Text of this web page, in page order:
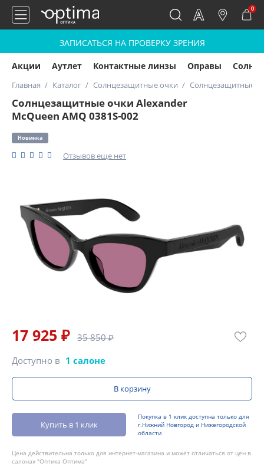
0
ЗАПИСАТЬСЯ НА ПРОВЕРКУ ЗРЕНИЯ
Акции Аутлет Контактные линзы Оправы
Главная Каталог Солнцезащитные очки Солнцезащитные
Солнцезащитные очки Alexander
McQueen AMQ 0381S-002
Новинка
Отзывов еще нет
17 925 ₽ 35 850 ₽
Доступно в 1 салоне
В корзину
Купить в 1 клик
Покупка в 1 клик доступна только для
г.Нижний Новгород и Нижегородской
области
Цена действительна только для интернет-магазина и может отличаться от цен в
салонах "Оптика Оптима"